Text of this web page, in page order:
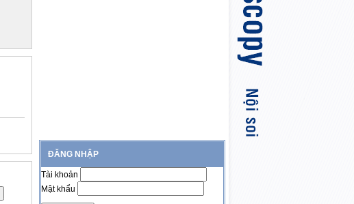
ĐĂNG NHẬP
Tài khoản
Mật khẩu